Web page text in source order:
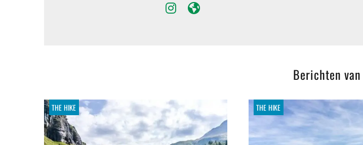
Berichten
THE HIKE THE HIKE